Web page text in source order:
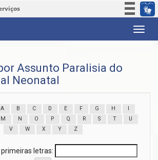
Acesso à informação
Canais
Assunto Paralisia do
Neonatal
A B C D E F G H
M N O P Q R S T
U
V
W X Y Z
letras: